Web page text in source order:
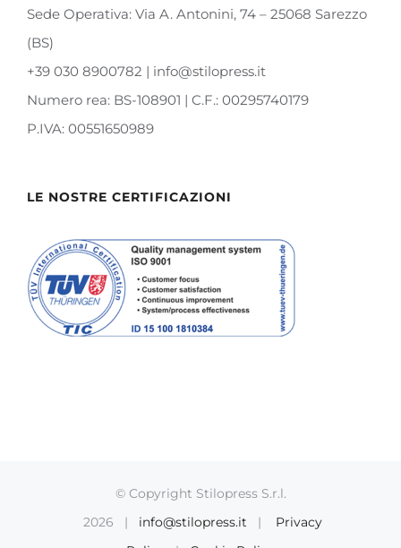
Sede Operativa: Via A. Antonini, 74 – 25068 Sarezzo
(BS)
+39 030 8900782 | info@stilopress.it
Numero rea: BS-108901 | C.F.: 00295740179
P.IVA: 00551650989
LE NOSTRE CERTIFICAZIONI
© Copyright Stilopress S.r.l.
2026 | info@stilopress.it | Privacy